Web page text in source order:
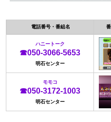
電話番号・番組名
ハニートーク
☎050-3066-5653
明石センター
モモコ
☎050-3172-1003
明石センター